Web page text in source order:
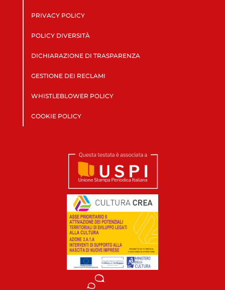
PRIVACY POLICY
POLICY DIVERSITÀ
DICHIARAZIONE DI TRASPARENZA
GESTIONE DEI RECLAMI
WHISTLEBLOWER POLICY
COOKIE POLICY